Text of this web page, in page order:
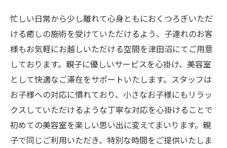
忙しい日常から少し離れて心身ともにおくつろぎいただ
ける癒しの施術を受けていただけるよう、子連れのお客
様もお気軽にお越しいただける空間を津田沼にてご用意
しております。親子に優しいサービスを心掛け、美容室
として快適なご滞在をサポートいたします。スタッフは
お子様への対応に慣れており、小さなお子様にもリラッ
クスしていただけるような丁寧な対応を心掛けることで
初めての美容室を楽しい思い出に変えてまいります。親
子で同じご利用いただき、特別な時間をご提供いたしま